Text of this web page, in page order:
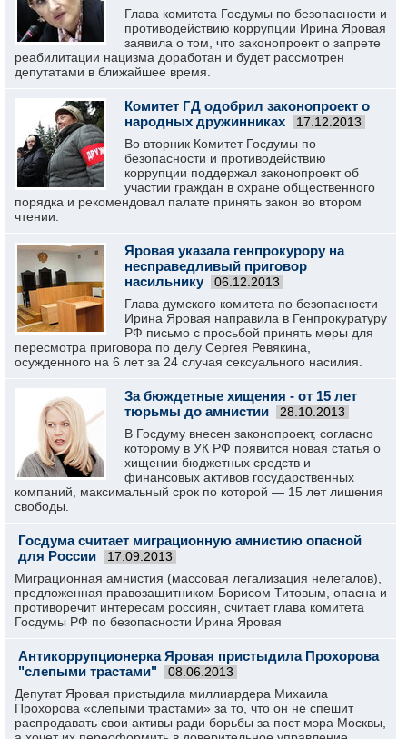
Глава комитета Госдумы по безопасности и
противодействию коррупции Ирина Яровая
заявила о том, что законопроект о запрете
реабилитации нацизма доработан и будет рассмотрен
депутатами в ближайшее время.
Комитет ГД одобрил законопроект о
народных дружинниках
17.12.2013
Во вторник Комитет Госдумы по
безопасности и противодействию
коррупции поддержал законопроект об
участии граждан в охране общественного
порядка и рекомендовал палате принять закон во втором
чтении.
Яровая указала генпрокурору на
несправедливый приговор
насильнику
06.12.2013
Глава думского комитета по безопасности
Ирина Яровая направила в Генпрокуратуру
РФ письмо с просьбой принять меры для
пересмотра приговора по делу Сергея Ревякина,
осужденного на 6 лет за 24 случая сексуального насилия.
За бюждетные хищения - от 15 лет
тюрьмы до амнистии
28.10.2013
В Госдуму внесен законопроект, согласно
которому в УК РФ появится новая статья о
хищении бюджетных средств и
финансовых активов государственных
компаний, максимальный срок по которой — 15 лет лишения
свободы.
Госдума считает миграционную амнистию опасной
для России
17.09.2013
Миграционная амнистия (массовая легализация нелегалов),
предложенная правозащитником Борисом Титовым, опасна и
противоречит интересам россиян, считает глава комитета
Госдумы РФ по безопасности Ирина Яровая
Антикоррупционерка Яровая пристыдила Прохорова
"слепыми трастами"
08.06.2013
Депутат Яровая пристыдила миллиардера Михаила
Прохорова «слепыми трастами» за то, что он не спешит
распродавать свои активы ради борьбы за пост мэра Москвы,